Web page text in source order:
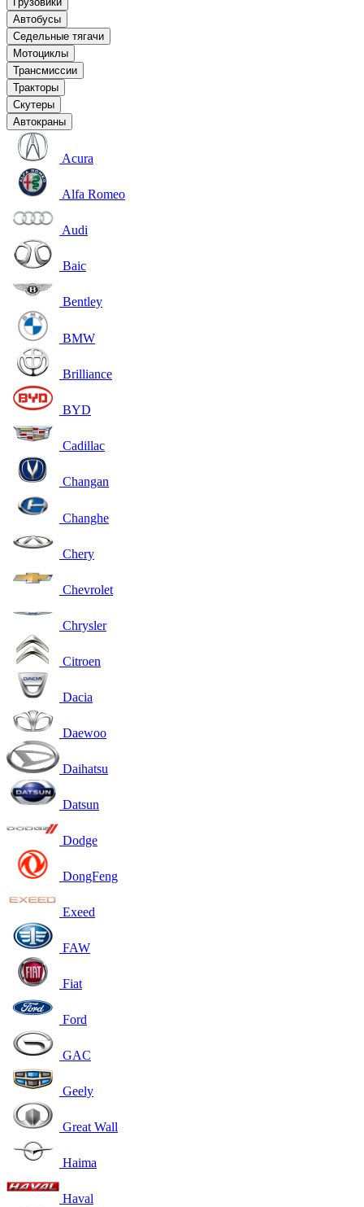
Автобусы
Седельные тягачи
Мотоциклы
Трансмиссии
Тракторы
Скутеры
Автокраны
Acura
Alfa Romeo
Audi
Baic
Bentley
BMW
Brilliance
BYD
Cadillac
Changan
Changhe
Chery
Chevrolet
Chrysler
Citroen
Dacia
Daewoo
Daihatsu
Datsun
Dodge
DongFeng
Exeed
FAW
Fiat
Ford
GAC
Geely
Great Wall
Haima
Haval